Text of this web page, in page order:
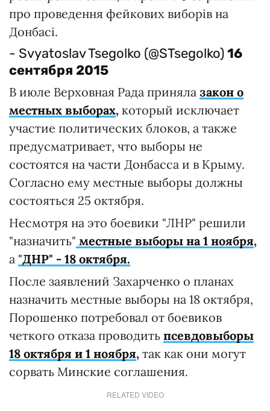
про проведення фейкових виборів на
Донбасі.
- Svyatoslav Tsegolko (@STsegolko)16
сентября 2015
В июле Верховная Рада приняла закон о
местных выборах, который исключает
участие политических блоков, а также
предусматривает, что выборы не
состоятся на части Донбасса и в Крыму.
Согласно ему местные выборы должны
состояться 25 октября.
Несмотря на это боевики "ЛНР" решили
"назначить" местные выборы на 1 ноября,
а "ДНР" - 18 октября.
После заявлений Захарченко о планах
назначить местные выборы на 18 октября,
Порошенко потребовал от боевиков
четкого отказа проводить псевдовыборы
18 октября и 1 ноября, так как они могут
сорвать Минские соглашения.
RELATED VIDEO